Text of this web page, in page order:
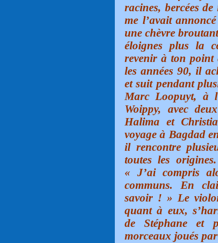
racines, bercées
me l’avait
une chèvre
éloignes plus la
revenir à ton point
les années 90, il
et suit pendant
Marc Loopuyt, à
Woippy, avec
Halima et
voyage à Bagdad
il rencontre
toutes les
« J’ai compris
communs. En
savoir ! » Le
quant à eux,
de Stéphane et
morceaux joués